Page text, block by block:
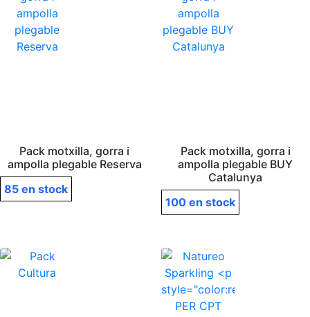
Pack motxilla, gorra i
ampolla plegable Reserva
85 en stock
Pack motxilla, gorra i
ampolla plegable BUY
Catalunya
100 en stock